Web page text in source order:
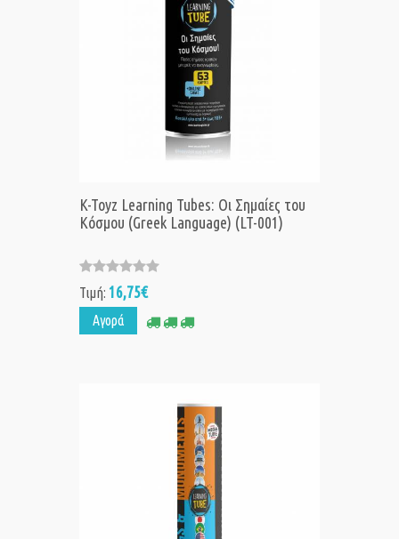
K-Toyz Learning Tubes: Οι Σημαίες του
Κόσμου (Greek Language) (LT-001)
Τιμή: 16,75€
Αγορά